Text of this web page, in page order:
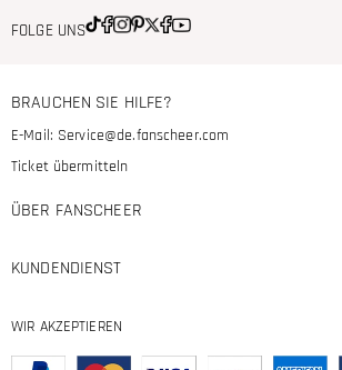
FOLGE UNS
BRAUCHEN SIE HILFE?
E-Mail: Service@de.fanscheer.com
Ticket übermitteln
ÜBER FANSCHEER
KUNDENDIENST
WIR AKZEPTIEREN